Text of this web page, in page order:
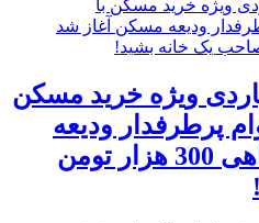
العاده 1 میلیاردی ویژه خرید مسکن
| وام پرطرفدار ودیعه
مسکن آغاز شد | با ماهی 300 هزار تومن